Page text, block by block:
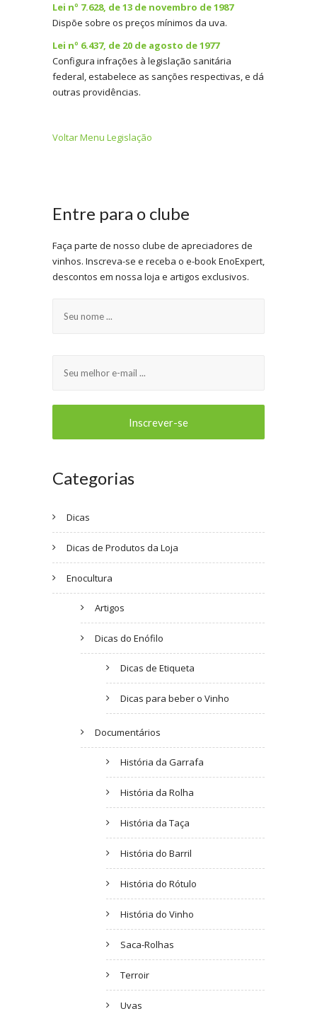
Lei nº 7.628, de 13 de novembro de 1987
Dispõe sobre os preços mínimos da uva.
Lei nº 6.437, de 20 de agosto de 1977
Configura infrações à legislação sanitária
federal, estabelece as sanções respectivas, e dá
outras providências.
Voltar Menu Legislação
Entre para o clube
Faça parte de nosso clube de apreciadores de
vinhos. Inscreva-se e receba o e-book EnoExpert,
descontos em nossa loja e artigos exclusivos.
Categorias
Dicas
Dicas de Produtos da Loja
Enocultura
Artigos
Dicas do Enófilo
Dicas de Etiqueta
Dicas para beber o Vinho
Documentários
História da Garrafa
História da Rolha
História da Taça
História do Barril
História do Rótulo
História do Vinho
Saca-Rolhas
Terroir
Uvas